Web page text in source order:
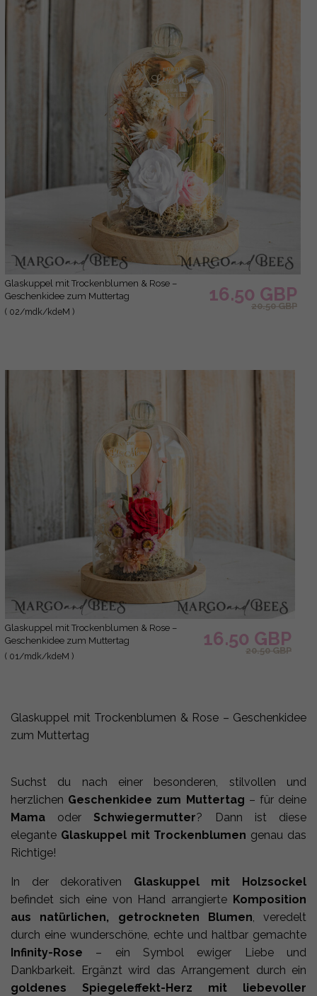
Glaskuppel mit Trockenblumen & Rose –
Geschenkidee zum Muttertag
( 02/mdk/kdeM )
16.50 GBP
20.50 GBP
Glaskuppel mit Trockenblumen & Rose –
Geschenkidee zum Muttertag
( 01/mdk/kdeM )
16.50 GBP
20.50 GBP
Glaskuppel mit Trockenblumen & Rose – Geschenkidee
zum Muttertag
Suchst du nach einer besonderen, stilvollen und
herzlichen Geschenkidee zum Muttertag – für deine
Mama oder Schwiegermutter? Dann ist diese
elegante Glaskuppel mit Trockenblumen genau das
Richtige!
In der dekorativen Glaskuppel mit Holzsockel
befindet sich eine von Hand arrangierte Komposition
aus natürlichen, getrockneten Blumen, veredelt
durch eine wunderschöne, echte und haltbar gemachte
Infinity-Rose – ein Symbol ewiger Liebe und
Dankbarkeit. Ergänzt wird das Arrangement durch ein
goldenes Spiegeleffekt-Herz mit liebevoller